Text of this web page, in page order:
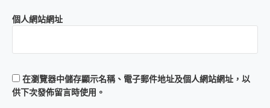
個人網站網址
在瀏覽器中儲存顯示名稱、電子郵件地址及個人網站網址，以
供下次發佈留言時使用。